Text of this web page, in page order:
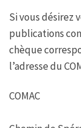
Si vous désirez
publications
chèque
l’adresse du
COMAC